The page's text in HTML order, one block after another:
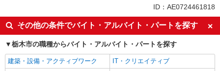
同じ特徴から合戦場駅の求人を探す
入社日応相談
履歴書不要
Web面接OK
職場見学OKまたは説明会あり
未経験歓迎
経験者・有資格者歓迎
ID：AE0724461818
その他の条件でバイト・アルバイト・パートを探す
栃木市の職種からバイト・アルバイト・パートを探す
建築・設備・アクティブワーク
IT・クリエイティブ